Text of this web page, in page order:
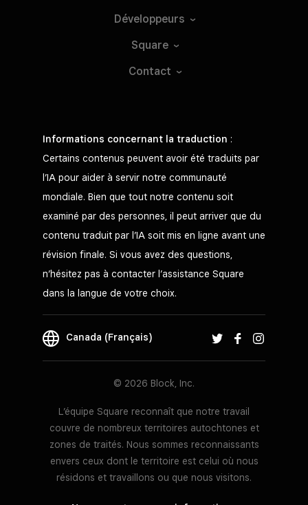
Développeurs
Square
Contact
Informations concernant la traduction :
Certains contenus peuvent avoir été traduits par
l’IA pour aider à servir notre communauté
mondiale. Bien que tout notre contenu soit
examiné par des personnes, il peut arriver que du
contenu traduit par l’IA soit mis en ligne avant une
révision finale. Si vous avez des questions,
n’hésitez pas à contacter l’assistance Square
dans la langue de votre choix.
Canada (Français)
© 2026 Block, Inc.
L’équipe Square reconnaît que notre travail
couvre de nombreux territoires autochtones et
zones de traités. Nous sommes reconnaissants
envers ceux dont le territoire est celui où nous
résidons et travaillons ou que nous visitons.